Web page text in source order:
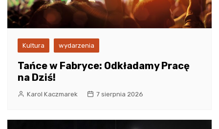
Kultura wydarzenia
Tańce w Fabryce: Odkładamy Pracę
na Dziś!
Karol Kaczmarek 7 sierpnia 2026